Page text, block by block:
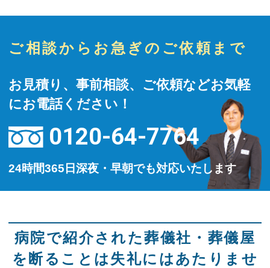
ご相談からお急ぎのご依頼まで
お見積り、事前相談、ご依頼などお気軽
にお電話ください！
0120-64-7764
24時間365日深夜・早朝でも対応いたします
病院で紹介された葬儀社・葬儀屋
を断ることは失礼にはあたりませ